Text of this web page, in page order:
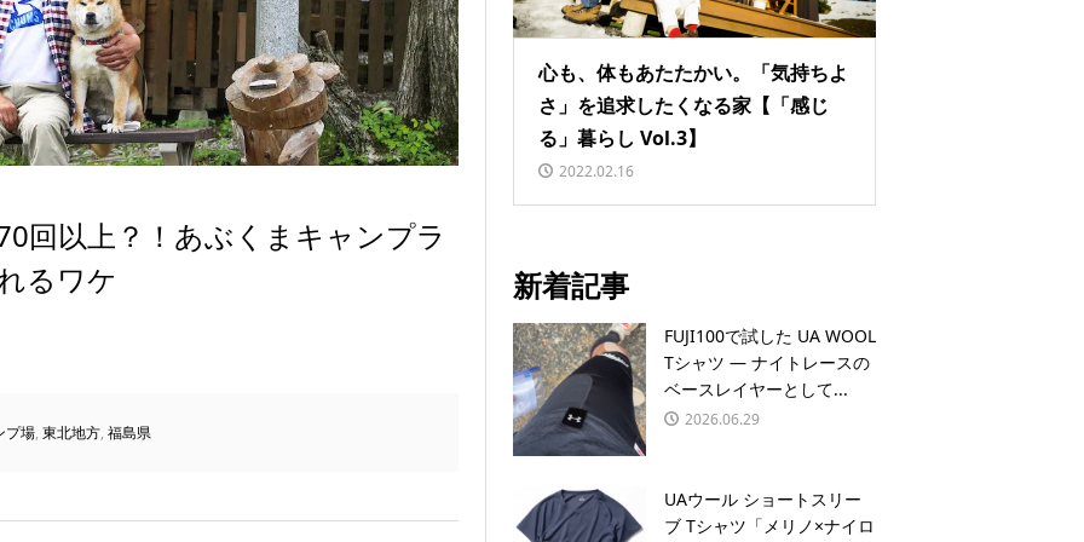
回以上？！あぶくまキャンプラ
るワケ
プ場, 東北地方, 福島県
心も、体もあたたかい。「気持ちよ
さ」を追求したくなる家【「感じ
る」暮らし Vol.3】
2022.02.16
新着記事
FUJI100で試した UA WOOL
Tシャツ — ナイトレースの
ベースレイヤーとして...
2026.06.29
UAウール ショートスリー
ブ Tシャツ「メリノ×ナイロ